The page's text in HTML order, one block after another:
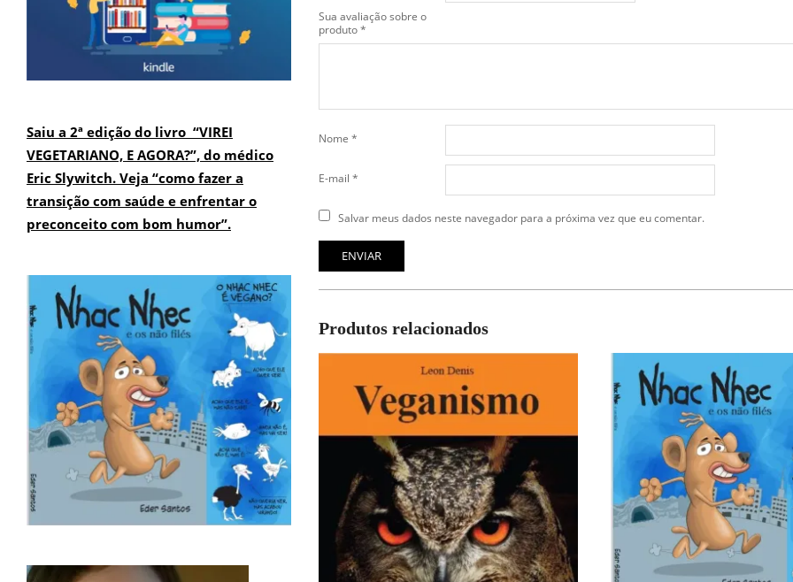
Sua avaliação sobre o
produto*
Nome *
E-mail *
Salvar meus dados neste navegador para a próxima vez que eu comentar.
Produtos relacionados
Saiu a 2ª edição do livro “VIREI
VEGETARIANO, E AGORA?”, do médico
Eric Slywitch. Veja “como fazer a
transição com saúde e enfrentar o
preconceito com bom humor”.